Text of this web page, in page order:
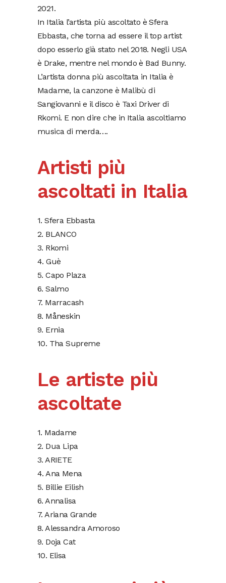
2021.
In Italia l’artista più ascoltato è Sfera
Ebbasta, che torna ad essere il top artist
dopo esserlo già stato nel 2018. Negli USA
è Drake, mentre nel mondo è Bad Bunny.
L’artista donna più ascoltata in Italia è
Madame, la canzone è Malibù di
Sangiovanni e il disco è Taxi Driver di
Rkomi. E non dire che in Italia ascoltiamo
musica di merda….
Artisti più
ascoltati in Italia
1. Sfera Ebbasta
2. BLANCO
3. Rkomi
4. Guè
5. Capo Plaza
6. Salmo
7. Marracash
8. Måneskin
9. Ernia
10. Tha Supreme
Le artiste più
ascoltate
1. Madame
2. Dua Lipa
3. ARIETE
4. Ana Mena
5. Billie Eilish
6. Annalisa
7. Ariana Grande
8. Alessandra Amoroso
9. Doja Cat
10. Elisa